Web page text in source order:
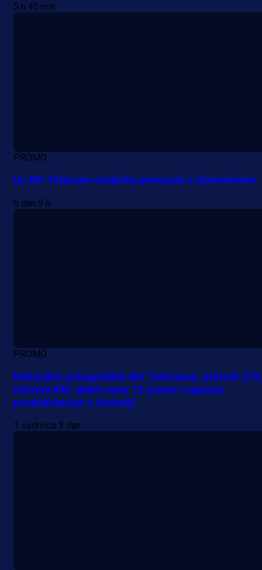
5 h 45 min
PROMO
Uz BH Telecom ostanite povezani s domovinom
6 dan 9 h
PROMO
Rekordno polugodište BH Telecoma: prihodi
miliona KM, dobit veća 12 posto i najveća
produktivnost u historiji
1 sedmica 3 dan